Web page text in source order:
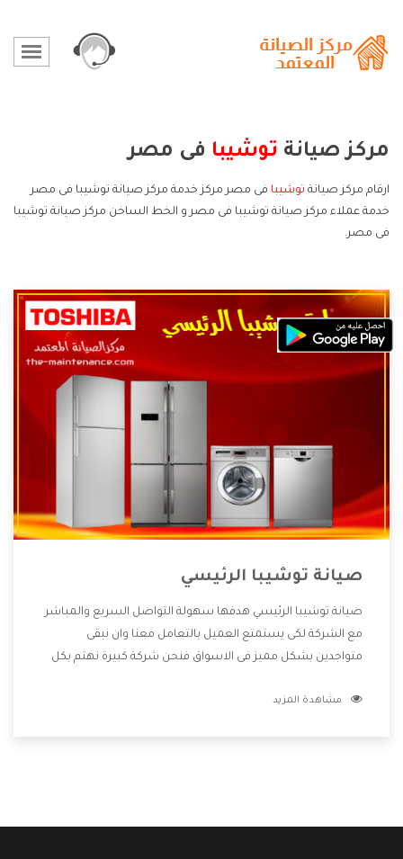
مركز صيانة توشيبا فى مصر
ارقام مركز صيانة توشيبا فى مصر مركز خدمة مركز صيانة توشيبا فى مصر
خدمة عملاء مركز صيانة توشيبا فى مصر و الخط الساخن مركز صيانة توشيبا
فى مصر.
صيانة توشيبا الرئيسي
صيانة توشيبا الرئيسي هدفها سهولة التواصل السريع والمباشر
مع الشركة لكى يستمتع العميل بالتعامل معنا وان نبقى
متواجدين بشكل مميز فى الاسواق فنحن شركة كبيرة نهتم بكل
الشركة بها والتى تكون منها خدمة الصيانة التى تكون من أهم
مشاهدة المزيد